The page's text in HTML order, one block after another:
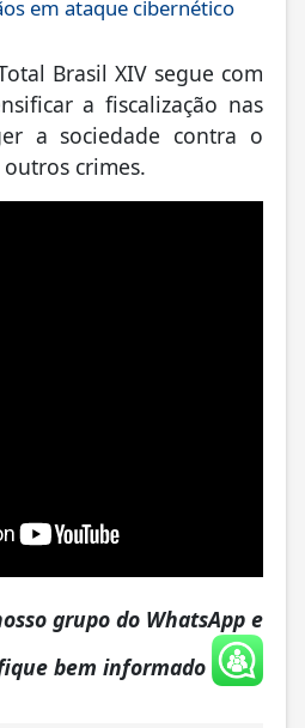
em ataque cibernético
Brasil XIV segue com
a fiscalização nas
a sociedade contra o
crimes.
grupo do WhatsApp e
bem informado